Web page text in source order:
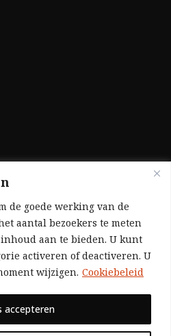
de goede werking van de
aantal bezoekers te meten
aan te bieden. U kunt
activeren of deactiveren. U
wijzigen. Cookiebeleid
accepteren
zelf gefinancierd zijn
commerciële
rijke sponsors), zijn we
ons tijdschrift uitsluitend
steun van onze
uw solidariteit.